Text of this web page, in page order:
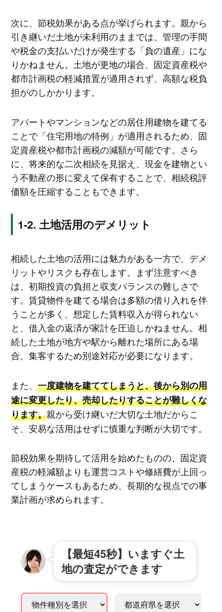
次に、節税効果がある点が挙げられます。親から
引き継いだ土地が未利用のままでは、管理の手間
や税金の支払いだけが発生する「負の遺産」にな
りかねません。土地が更地の場合、固定資産税や
都市計画税の軽減措置が適用されず、高額な税負
担がのしかかります。
アパートやマンションなどの居住用建物を建てる
ことで「住宅用地の特例」が適用されるため、固
定資産税や都市計画税の減額が可能です。さら
に、将来的な二次相続を見据え、現金を建物とい
う不動産の形に変えて保有することで、相続税評
価額を圧縮することもできます。
土地活用のデメリット
相続した土地の活用には魅力がある一方で、デメ
リットやリスクも存在します。まず注意すべき
は、初期投資の負担と収支バランスの難しさで
す。賃貸物件を建てる場合は多額の借り入れを伴
うことが多く、想定した賃料収入が得られない
と、借入金の返済が家計を圧迫しかねません。相
続した土地が地方や駅から離れた場所にある場
合、集客するため別途対応が必要になります。
また、 一度建物を建ててしまうと、後から別の用
途に変更したり、売却したりすることが難しくな
ります。親から受け継いだ大切な土地だからこ
そ、安易な活用はせずに慎重な判断が大切です。
節税効果を期待して活用を始めたものの、固定資
産税の軽減額よりも運営コストや修繕費が上回っ
てしまうケースもあるため、長期的な視点での事
業計画が求められます。
【最短45秒】いますぐ土
地の査定ができます